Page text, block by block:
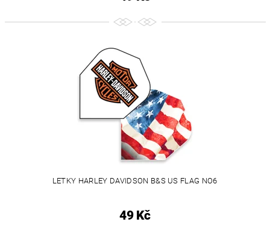
LETKY HARLEY DAVIDSON B&S US FLAG NO6
49 Kč